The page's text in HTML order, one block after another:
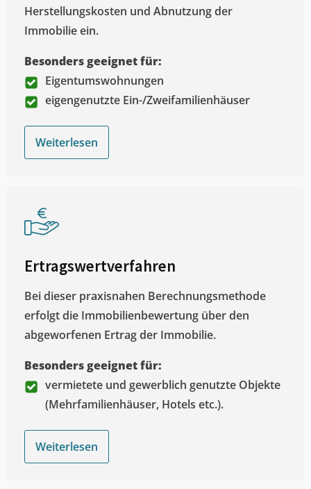
Herstellungskosten und Abnutzung der
Immobilie ein.
Besonders geeignet für:
Eigentumswohnungen
eigengenutzte Ein-/Zweifamilienhäuser
Weiterlesen
Ertragswertverfahren
Bei dieser praxisnahen Berechnungsmethode
erfolgt die Immobilienbewertung über den
abgeworfenen Ertrag der Immobilie.
Besonders geeignet für:
vermietete und gewerblich genutzte Objekte
(Mehrfamilienhäuser, Hotels etc.).
Weiterlesen